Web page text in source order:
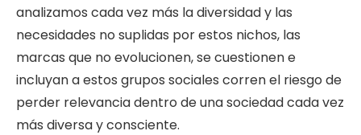
analizamos cada vez más la diversidad y las
necesidades no suplidas por estos nichos, las
marcas que no evolucionen, se cuestionen e
incluyan a estos grupos sociales corren el riesgo de
perder relevancia dentro de una sociedad cada vez
más diversa y consciente.